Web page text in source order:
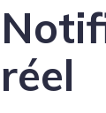
réel